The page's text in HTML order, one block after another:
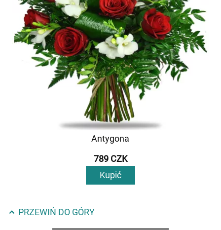
Antygona
789 CZK
Kupić
PRZEWIŃ DO GÓRY